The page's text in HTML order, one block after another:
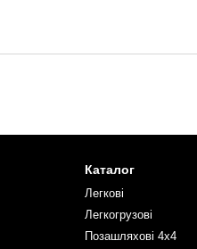
Каталог
Легкові
Легкогрузові
Позашляхові 4х4